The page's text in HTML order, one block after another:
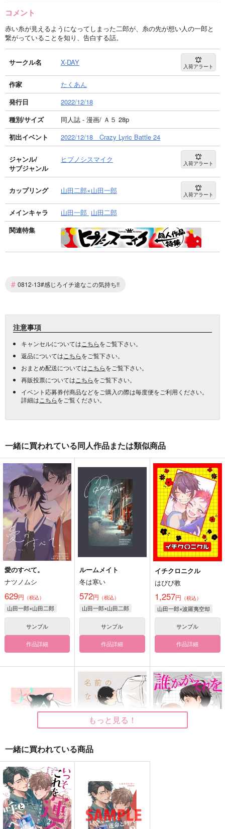
コメント
赤い糸が見えるようになってしまった二郎が、糸の先が想い人の一郎と
繋がっていることを知り、告白する話。
サークル名 X-DAY 入荷アラート
作家
たくあん
発行日
2022/12/18
種別/サイズ
同人誌 - 漫画/ Ａ５ 28p
初出イベント
2022/12/18 Crazy Lyric Battle 24
ジャンル/
サブジャンル
ヒプノシスマイク 入荷アラート
カップリング 山田二郎×山田一郎 入荷アラート
メインキャラ 山田一郎 山田二郎
関連特集
# 0812-13#感じろイチ途なこの気持ち!!
注意事項
キャンセルについては こちらをご覧下さい。
返品については こちらをご覧下さい。
おまとめ配送については こちらをご覧下さい。
再販投票については こちらをご覧下さい。
イベント応募券付商品などをご購入の際は毎度便をご利用ください。
詳細は こちらをご覧ください。
一緒に買われている同人作品または類似商品
愛のすべて。
ナツノムシ
629円 （税込）
山田一郎×山田二郎
サンプル
作品詳細
ルームメイト
冬は寒い
572円 （税込）
山田一郎×山田二郎
サンプル
作品詳細
イチクロニクル
はぴぴ教
1,257円 （税込）
山田一郎×波羅夷空却
サンプル
作品詳細
ねこのこね
犬小屋
315円（税込）
糸師凛×糸師冴
ち 総集編
眠眠民
1,415円（税込）
影山飛雄×日向翔陽
もっと見る！
一緒に買われている商品